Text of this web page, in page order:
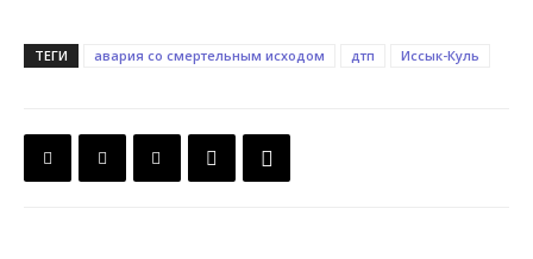
ТЕГИ авария со смертельным исходом дтп Иссык-Куль